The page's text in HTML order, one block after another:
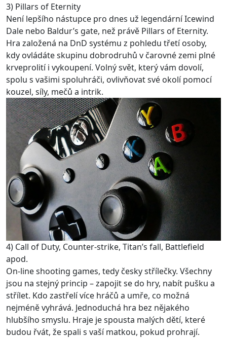
3) Pillars of Eternity
Není lepšího nástupce pro dnes už legendární Icewind
Dale nebo Baldur’s gate, než právě Pillars of Eternity.
Hra založená na DnD systému z pohledu třetí osoby,
kdy ovládáte skupinu dobrodruhů v čarovné zemi plné
krveprolití i vykoupení. Volný svět, který vám dovolí,
spolu s vašimi spoluhráči, ovlivňovat své okolí pomocí
kouzel, síly, mečů a intrik.
4) Call of Duty, Counter-strike, Titan’s fall, Battlefield
apod.
On-line shooting games, tedy česky střílečky. Všechny
jsou na stejný princip – zapojit se do hry, nabít pušku a
střílet. Kdo zastřelí více hráčů a umře, co možná
nejméně vyhrává. Jednoduchá hra bez nějakého
hlubšího smyslu. Hraje je spousta malých dětí, které
budou řvát, že spali s vaší matkou, pokud prohrají.